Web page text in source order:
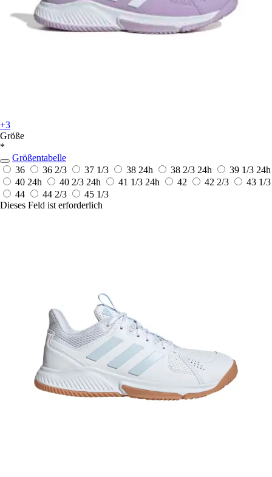
+3
Größe
*
Größentabelle
36
36 2/3 37 1/3 38 24h 38 2/3 24h 39 1/3 24h
40 24h 40 2/3 24h 41 1/3 24h 42 42 2/3
43 1/3
44
44 2/3
45 1/3
Dieses Feld ist erforderlich